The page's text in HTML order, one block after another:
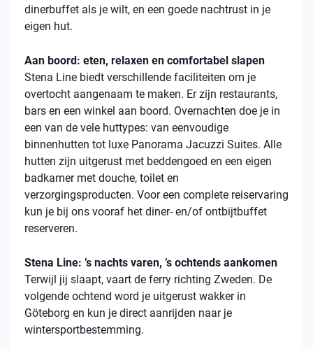
dinerbuffet als je wilt, en een goede nachtrust in je
eigen hut.
Aan boord: eten, relaxen en comfortabel slapen
Stena Line biedt verschillende faciliteiten om je
overtocht aangenaam te maken. Er zijn restaurants,
bars en een winkel aan boord. Overnachten doe je in
een van de vele huttypes: van eenvoudige
binnenhutten tot luxe Panorama Jacuzzi Suites. Alle
hutten zijn uitgerust met beddengoed en een eigen
badkamer met douche, toilet en
verzorgingsproducten. Voor een complete reiservaring
kun je bij ons vooraf het diner- en/of ontbijtbuffet
reserveren.
Stena Line: ’s nachts varen, ’s ochtends aankomen
Terwijl jij slaapt, vaart de ferry richting Zweden. De
volgende ochtend word je uitgerust wakker in
Göteborg en kun je direct aanrijden naar je
wintersportbestemming.